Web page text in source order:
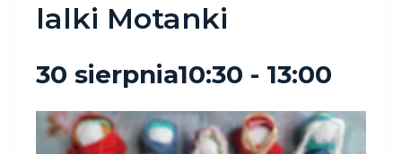
lalki Motanki
30 sierpnia10:30 - 13:00